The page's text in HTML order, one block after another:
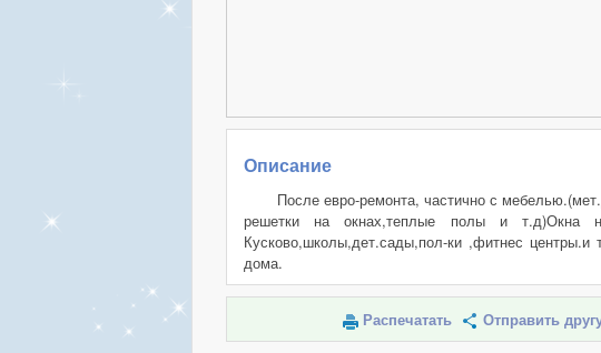
Описание
После евро-ремонта, частично с
решетки на окнах,теплые полы и т.д)Окна
Кусково,школы,дет.сады,пол-ки ,фитнес
дома.
Распечатать Отправить